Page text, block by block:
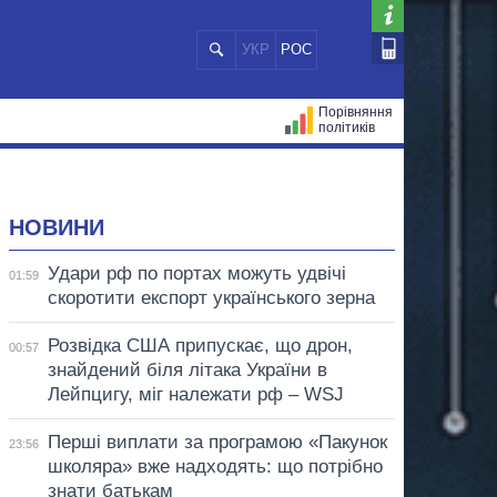
УКР РОС
Порівняння
політиків
НОВИНИ
01:59
Удари рф по портах можуть удвічі
скоротити експорт українського зерна
00:57
Розвідка США припускає, що дрон,
знайдений біля літака України в
Лейпцигу, міг належати рф – WSJ
23:56
Перші виплати за програмою «Пакунок
школяра» вже надходять: що потрібно
знати батькам